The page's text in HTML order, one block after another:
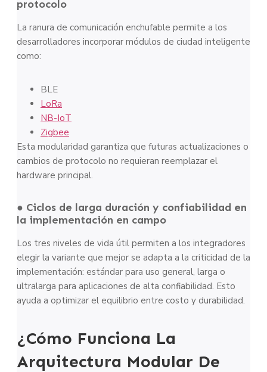
protocolo
La ranura de comunicación enchufable permite a los
desarrolladores incorporar módulos de ciudad inteligente
como:
BLE
LoRa
NB-IoT
Zigbee
Esta modularidad garantiza que futuras actualizaciones o
cambios de protocolo no requieran reemplazar el
hardware principal.
● Ciclos de larga duración y confiabilidad en
la implementación en campo
Los tres niveles de vida útil permiten a los integradores
elegir la variante que mejor se adapta a la criticidad de la
implementación: estándar para uso general, larga o
ultralarga para aplicaciones de alta confiabilidad. Esto
ayuda a optimizar el equilibrio entre costo y durabilidad.
¿Cómo Funciona La
Arquitectura Modular De